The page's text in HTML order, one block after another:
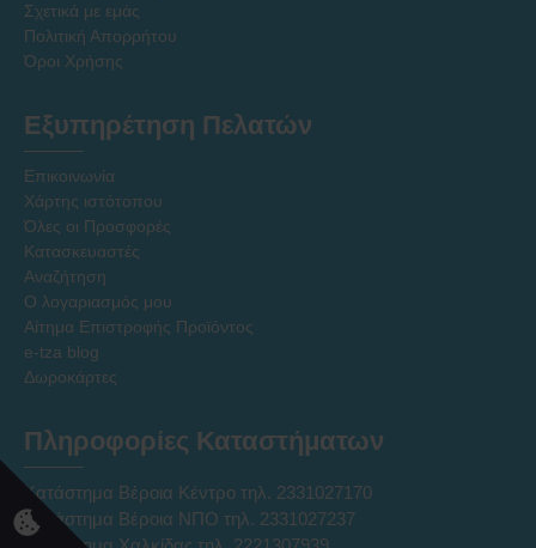
Σχετικά με εμάς
Πολιτική Απορρήτου
Όροι Χρήσης
Εξυπηρέτηση Πελατών
Επικοινωνία
Χάρτης ιστότοπου
Όλες οι Προσφορές
Κατασκευαστές
Αναζήτηση
Ο λογαριασμός μου
Αίτημα Επιστροφής Προϊόντος
e-tza blog
Δωροκάρτες
Πληροφορίες Καταστήματων
Κατάστημα Βέροια Κέντρο τηλ. 2331027170
Κατάστημα Βέροια ΝΠΟ τηλ. 2331027237